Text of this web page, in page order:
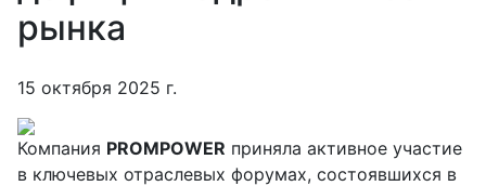
рынка
15 октября 2025 г.
Компания PROMPOWER приняла активное участие
в ключевых отраслевых форумах, состоявшихся в